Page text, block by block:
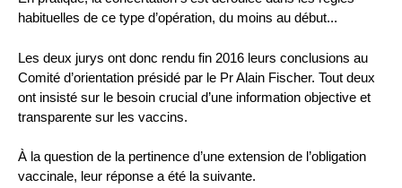
habituelles de ce type d’opération, du moins au début...
Les deux jurys ont donc rendu fin 2016 leurs conclusions au
Comité d’orientation présidé par le Pr Alain Fischer. Tout deux
ont insisté sur le besoin crucial d’une information objective et
transparente sur les vaccins.
À la question de la pertinence d’une extension de l’obligation
vaccinale, leur réponse a été la suivante.